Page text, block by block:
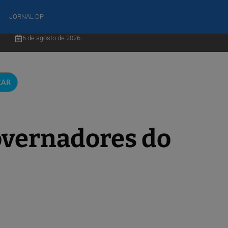
JORNAL DP
6 de agosto de 2026
do